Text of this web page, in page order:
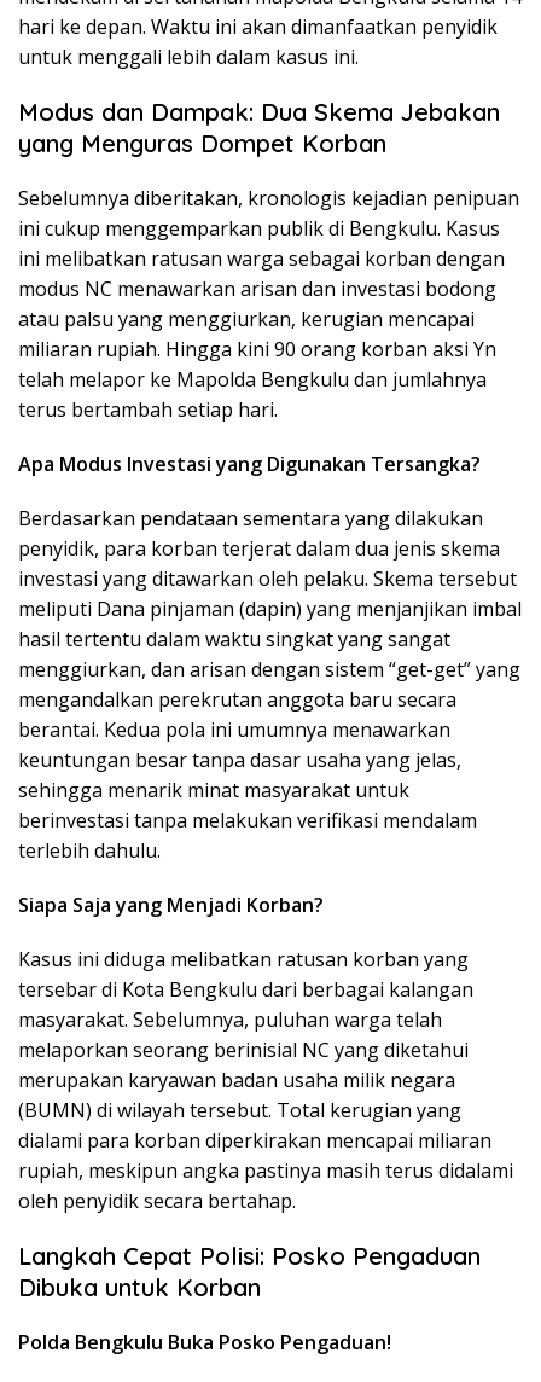
hari ke depan. Waktu ini akan dimanfaatkan penyidik
untuk menggali lebih dalam kasus ini.
Modus dan Dampak: Dua Skema Jebakan
yang Menguras Dompet Korban
Sebelumnya diberitakan, kronologis kejadian penipuan
ini cukup menggemparkan publik di Bengkulu. Kasus
ini melibatkan ratusan warga sebagai korban dengan
modus NC menawarkan arisan dan investasi bodong
atau palsu yang menggiurkan, kerugian mencapai
miliaran rupiah. Hingga kini 90 orang korban aksi Yn
telah melapor ke Mapolda Bengkulu dan jumlahnya
terus bertambah setiap hari.
Apa Modus Investasi yang Digunakan Tersangka?
Berdasarkan pendataan sementara yang dilakukan
penyidik, para korban terjerat dalam dua jenis skema
investasi yang ditawarkan oleh pelaku. Skema tersebut
meliputi Dana pinjaman (dapin) yang menjanjikan imbal
hasil tertentu dalam waktu singkat yang sangat
menggiurkan, dan arisan dengan sistem “get-get” yang
mengandalkan perekrutan anggota baru secara
berantai. Kedua pola ini umumnya menawarkan
keuntungan besar tanpa dasar usaha yang jelas,
sehingga menarik minat masyarakat untuk
berinvestasi tanpa melakukan verifikasi mendalam
terlebih dahulu.
Siapa Saja yang Menjadi Korban?
Kasus ini diduga melibatkan ratusan korban yang
tersebar di Kota Bengkulu dari berbagai kalangan
masyarakat. Sebelumnya, puluhan warga telah
melaporkan seorang berinisial NC yang diketahui
merupakan karyawan badan usaha milik negara
(BUMN) di wilayah tersebut. Total kerugian yang
dialami para korban diperkirakan mencapai miliaran
rupiah, meskipun angka pastinya masih terus didalami
oleh penyidik secara bertahap.
Langkah Cepat Polisi: Posko Pengaduan
Dibuka untuk Korban
Polda Bengkulu Buka Posko Pengaduan!